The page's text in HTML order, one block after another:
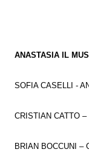
ANASTASIA IL
SOFIA CASELLI -
CRISTIAN CATTO –
BRIAN BOCCUNI –